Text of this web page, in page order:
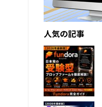
人気の記事